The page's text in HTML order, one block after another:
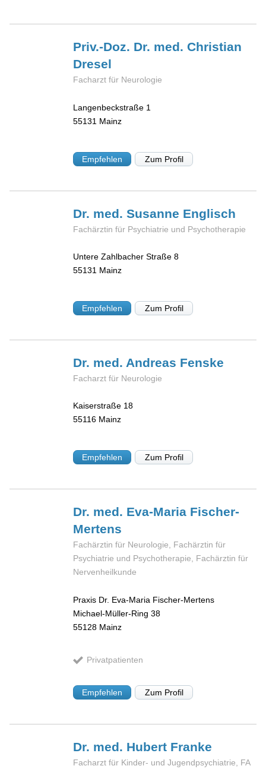
Priv.-Doz. Dr. med. Christian
Dresel
Facharzt für Neurologie
Langenbeckstraße 1
55131 Mainz
Empfehlen Zum Profil
Dr. med. Susanne Englisch
Fachärztin für Psychiatrie und Psychotherapie
Untere Zahlbacher Straße 8
55131 Mainz
Empfehlen Zum Profil
Dr. med. Andreas Fenske
Facharzt für Neurologie
Kaiserstraße 18
55116 Mainz
Empfehlen Zum Profil
Dr. med. Eva-Maria Fischer-
Mertens
Fachärztin für Neurologie, Fachärztin für
Psychiatrie und Psychotherapie, Fachärztin für
Nervenheilkunde
Praxis Dr. Eva-Maria Fischer-Mertens
Michael-Müller-Ring 38
55128 Mainz
Privatpatienten
Empfehlen Zum Profil
Dr. med. Hubert Franke
Facharzt für Kinder- und Jugendpsychiatrie, FA